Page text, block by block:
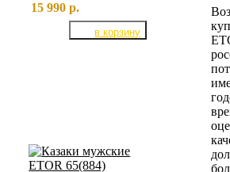
15 990 р.